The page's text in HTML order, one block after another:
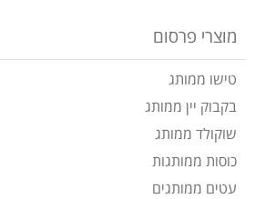
מוצרי פרסום
טישו ממותג
בקבוק יין ממותג
שוקולד ממותג
כוסות ממותגות
עטים ממותגים